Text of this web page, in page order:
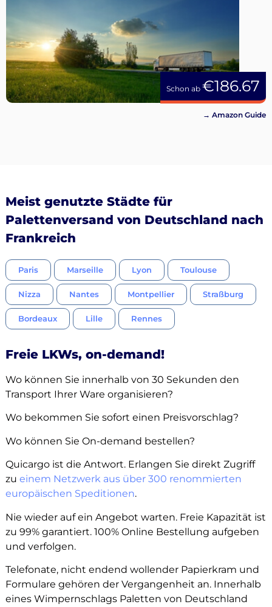
Schon ab €186.67
→ Amazon Guide
Meist genutzte Städte für
Palettenversand von Deutschland nach
Frankreich
Paris Marseille Lyon Toulouse
Nizza Nantes Montpellier Straßburg
Bordeaux Lille Rennes
Freie LKWs, on-demand!
Wo können Sie innerhalb von 30 Sekunden den
Transport Ihrer Ware organisieren?
Wo bekommen Sie sofort einen Preisvorschlag?
Wo können Sie On-demand bestellen?
Quicargo ist die Antwort. Erlangen Sie direkt Zugriff
zu einem Netzwerk aus über 300 renommierten
europäischen Speditionen.
Nie wieder auf ein Angebot warten. Freie Kapazität ist
zu 99% garantiert. 100% Online Bestellung aufgeben
und verfolgen.
Telefonate, nicht endend wollender Papierkram und
Formulare gehören der Vergangenheit an. Innerhalb
eines Wimpernschlags Paletten von Deutschland